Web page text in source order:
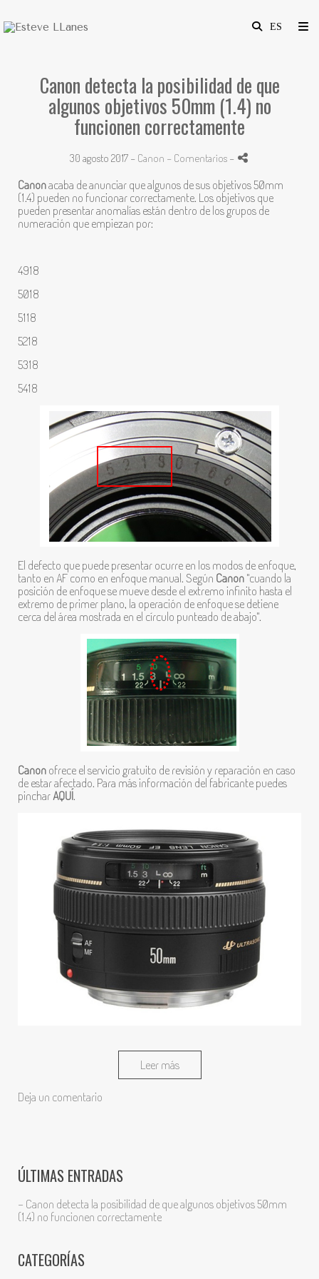
Canon detecta la posibilidad de que
algunos objetivos 50mm (1.4) no
funcionen correctamente
30 agosto 2017 - Canon - Comentarios -
Canonacaba de anunciar que algunos de sus objetivos 50mm
(1.4) pueden no funcionar correctamente. Los objetivos que
pueden presentar anomalías están dentro de los grupos de
numeración que empiezan por:
4918
5018
5118
5218
5318
5418
El defecto que puede presentar ocurre en los modos de enfoque,
tanto en AF como en enfoque manual.Según Canon"cuando la
posición de enfoque se mueve desde el extremo infinito hasta el
extremo de primer plano, la operación de enfoque se detiene
cerca del área mostrada en el círculo punteado de abajo".
Canonofrece el servicio gratuito de revisión y reparación en caso
de estar afectado. Para más información del fabricante puedes
pincharAQUÍ.
Leer más
Deja un comentario
ÚLTIMAS ENTRADAS
- Canon detecta la posibilidad de que algunos objetivos 50mm
(1.4) no funcionen correctamente
CATEGORÍAS